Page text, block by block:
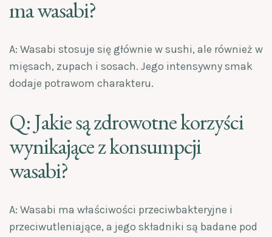
ma wasabi?
A: Wasabi stosuje się głównie w sushi, ale również w
mięsach, zupach i sosach. Jego intensywny smak
dodaje potrawom charakteru.
Q: Jakie są zdrowotne korzyści
wynikające z konsumpcji
wasabi?
A: Wasabi ma właściwości przeciwbakteryjne i
przeciwutleniające, a jego składniki są badane pod